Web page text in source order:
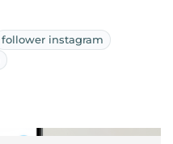
follower instagram